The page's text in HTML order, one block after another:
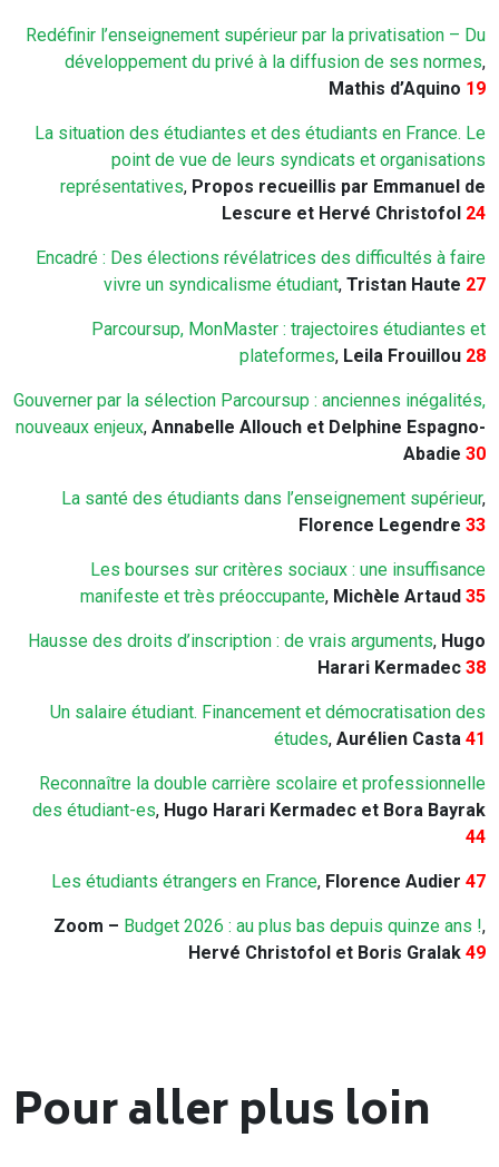
Redéfinir l’enseignement supérieur par la privatisation – Du
développement du privé à la diffusion de ses normes,
Mathis d’Aquino 19
La situation des étudiantes et des étudiants en France. Le
point de vue de leurs syndicats et organisations
représentatives, Propos recueillis par Emmanuel de
Lescure et Hervé Christofol 24
Encadré : Des élections révélatrices des difficultés à faire
vivre un syndicalisme étudiant, Tristan Haute 27
Parcoursup, MonMaster : trajectoires étudiantes et
plateformes, Leila Frouillou 28
Gouverner par la sélection Parcoursup : anciennes inégalités,
nouveaux enjeux, Annabelle Allouch et Delphine Espagno-
Abadie 30
La santé des étudiants dans l’enseignement supérieur,
Florence Legendre 33
Les bourses sur critères sociaux : une insuffisance
manifeste et très préoccupante, Michèle Artaud 35
Hausse des droits d’inscription : de vrais arguments, Hugo
Harari Kermadec 38
Un salaire étudiant. Financement et démocratisation des
études, Aurélien Casta 41
Reconnaître la double carrière scolaire et professionnelle
des étudiant-es, Hugo Harari Kermadec et Bora Bayrak
44
Les étudiants étrangers en France, Florence Audier 47
Zoom – Budget 2026 : au plus bas depuis quinze ans !,
Hervé Christofol et Boris Gralak 49
Pour aller plus loin